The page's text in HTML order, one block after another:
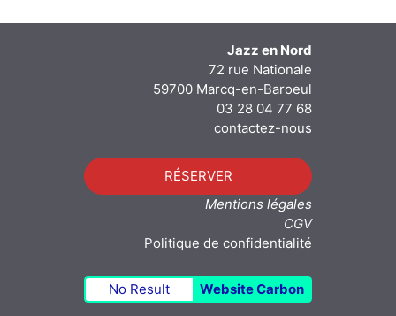
Jazz en Nord
72 rue Nationale
59700 Marcq-en-Baroeul
03 28 04 77 68
contactez-nous
RÉSERVER
Mentions légales
CGV
Politique de confidentialité
No Result Website Carbon